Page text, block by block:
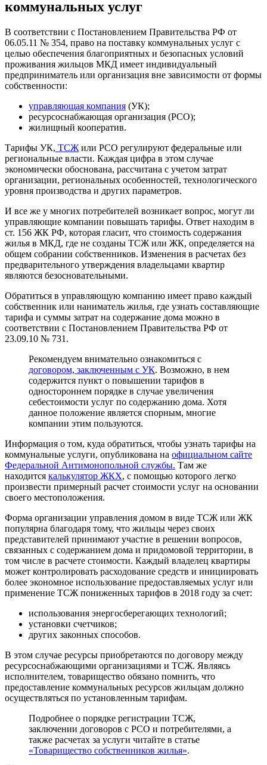
коммунальных услуг
В соответствии с Постановлением Правительства РФ от
06.05.11 № 354, право на поставку коммунальных услуг с
целью обеспечения благоприятных и безопасных условий
проживания жильцов МКД имеет индивидуальный
предприниматель или организация вне зависимости от формы
собственности:
управляющая компания (УК);
ресурсоснабжающая организация (РСО);
жилищный кооператив.
Тарифы УК, ТСЖ или РСО регулируют федеральные или
региональные власти. Каждая цифра в этом случае
экономически обоснована, рассчитана с учетом затрат
организации, региональных особенностей, технологического
уровня производства и других параметров.
И все же у многих потребителей возникает вопрос, могут ли
управляющие компании повышать тарифы. Ответ находим в
ст. 156 ЖК РФ, которая гласит, что стоимость содержания
жилья в МКД, где не созданы ТСЖ или ЖК, определяется на
общем собрании собственников. Изменения в расчетах без
предварительного утверждения владельцами квартир
являются безосновательными.
Обратиться в управляющую компанию имеет право каждый
собственник или наниматель жилья, где узнать составляющие
тарифа и суммы затрат на содержание дома можно в
соответствии с Постановлением Правительства РФ от
23.09.10 № 731.
Рекомендуем внимательно ознакомиться с
договором, заключенным с УК. Возможно, в нем
содержится пункт о повышении тарифов в
одностороннем порядке в случае увеличения
себестоимости услуг по содержанию дома. Хотя
данное положение является спорным, многие
компании этим пользуются.
Информация о том, куда обратиться, чтобы узнать тарифы на
коммунальные услуги, опубликована на официальном сайте
Федеральной Антимонопольной службы. Там же
находится калькулятор ЖКХ, с помощью которого легко
произвести примерный расчет стоимости услуг на основании
своего местоположения.
Форма организации управления домом в виде ТСЖ или ЖК
популярна благодаря тому, что жильцы через своих
представителей принимают участие в решении вопросов,
связанных с содержанием дома и придомовой территории, в
том числе в расчете стоимости. Каждый владелец квартиры
может контролировать расходование средств и инициировать
более экономное использование предоставляемых услуг или
применение ТСЖ пониженных тарифов в 2018 году за счет:
использования энергосберегающих технологий;
установки счетчиков;
других законных способов.
В этом случае ресурсы приобретаются по договору между
ресурсоснабжающими организациями и ТСЖ. Являясь
исполнителем, товарищество обязано помнить, что
предоставление коммунальных ресурсов жильцам должно
осуществляться по установленным тарифам.
Подробнее о порядке регистрации ТСЖ,
заключении договоров с РСО и потребителями, а
также расчетах за услуги читайте в статье
«Товарищество собственников жилья».